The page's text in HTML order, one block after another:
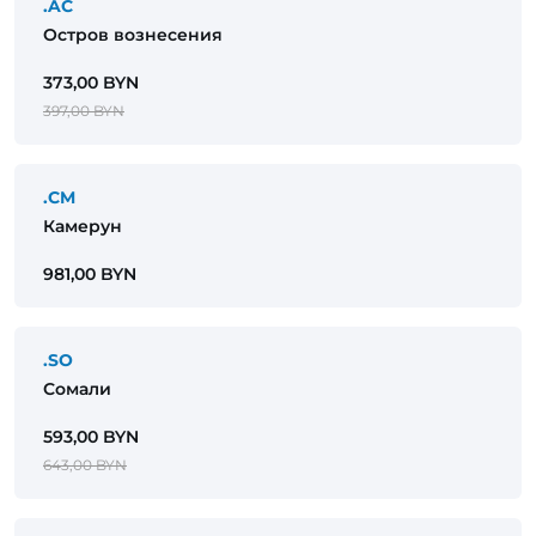
.AC
Остров вознесения
373,00 BYN
397,00 BYN
.CM
Камерун
981,00 BYN
.SO
Сомали
593,00 BYN
643,00 BYN